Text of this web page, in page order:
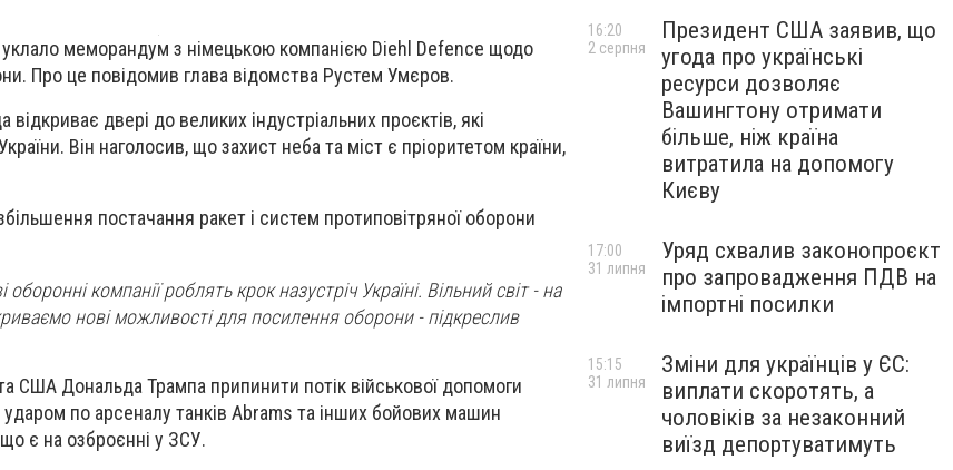
уклало меморандум з німецькою компанією Diehl Defence щодо
Про це повідомив глава відомства Рустем Умєров.
двері до великих індустріальних проєктів, які
Він наголосив, що захист неба та міст є пріоритетом країни,
постачання ракет і систем протиповітряної оборони
компанії роблять крок назустріч Україні. Вільний світ - на
нові можливості для посилення оборони - підкреслив
США Дональда Трампа припинити потік військової допомоги
по арсеналу танків Abrams та інших бойових машин
є на озброєнні у ЗСУ.
Президент США заявив, що
угода про українські
ресурси дозволяє
Вашингтону отримати
більше, ніж країна
витратила на допомогу
Києву
16:20
2 серпня
Уряд схвалив законопроєкт
про запровадження ПДВ на
імпортні посилки
17:00
31 липня
Зміни для українців у ЄС:
виплати скоротять, а
чоловіків за незаконний
виїзд депортуватимуть
15:15
31 липня